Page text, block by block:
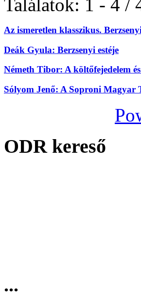
Találatok: 1 - 4 /
Az ismeretlen klasszikus.
Deák Gyula: Berzsenyi estéje
Németh Tibor: A költőfejedelem
Sólyom Jenő: A Soproni Magyar
ODR kereső
...